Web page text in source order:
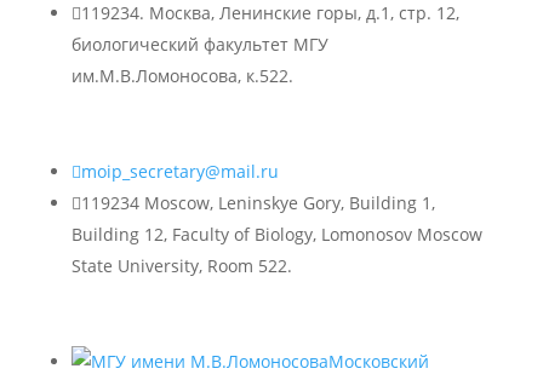
119234. Москва, Ленинские горы, д.1, стр. 12,
биологический факультет МГУ
им.М.В.Ломоносова, к.522.
moip_secretary@mail.ru
119234 Moscow, Leninskye Gory, Building 1,
Building 12, Faculty of Biology, Lomonosov Moscow
State University, Room 522.
Московский